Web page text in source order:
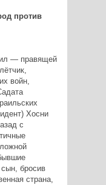
против
— правящей
войн,
Хосни
с
бросив
страна,